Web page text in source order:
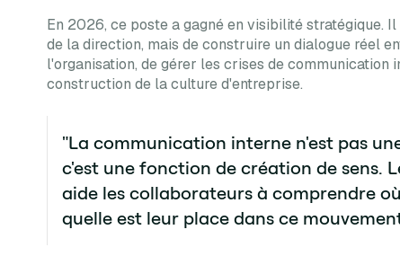
En 2026, ce poste a gagné en visibilité stratégique.
de la direction, mais de construire un dialogue réel
l'organisation, de gérer les crises de
construction de la culture d'entreprise.
"La communication interne n'est pas
c'est une fonction de création de sens.
aide les collaborateurs à comprendre
quelle est leur place dans ce